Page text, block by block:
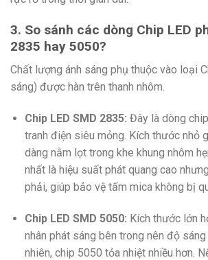
3. So sánh các dòng Chip LED
2835 hay 5050?
Chất lượng ánh sáng phụ thuộc vào loại
sáng) được hàn trên thanh nhôm.
Chip LED SMD 2835: Đây là dòng
tranh điện siêu mỏng. Kích thước nhỏ
dàng nằm lọt trong khe khung nhôm
nhất là hiệu suất phát quang cao
phải, giúp bảo vệ tấm mica không bị
Chip LED SMD 5050: Kích thước lớn
nhân phát sáng bên trong nên độ sáng
nhiên, chip 5050 tỏa nhiệt nhiều hơn.